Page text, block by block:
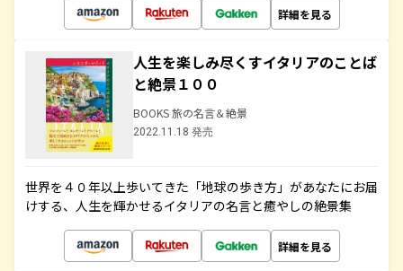
詳細を見る
人生を楽しみ尽くすイタリアのことば
と絶景１００
BOOKS 旅の名言＆絶景
2022.11.18 発売
世界を４０年以上歩いてきた「地球の歩き方」があなたにお届
けする、人生を輝かせるイタリアの名言と癒やしの絶景集
詳細を見る